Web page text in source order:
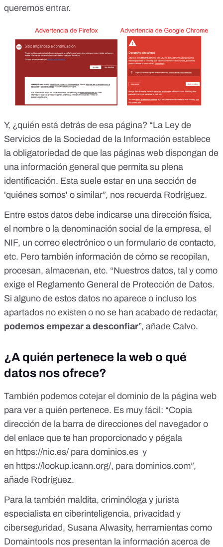
queremos entrar.
Y, ¿quién está detrás de esa página? “La Ley de
Servicios de la Sociedad de la Información establece
la obligatoriedad de que las páginas web dispongan de
una información general que permita su plena
identificación. Esta suele estar en una sección de
'quiénes somos' o similar”, nos recuerda Rodríguez.
Entre estos datos debe indicarse una dirección física,
el nombre o la denominación social de la empresa, el
NIF, un correo electrónico o un formulario de contacto,
etc. Pero también información de cómo se recopilan,
procesan, almacenan, etc. “Nuestros datos, tal y como
exige el Reglamento General de Protección de Datos.
Si alguno de estos datos no aparece o incluso los
apartados no existen o no se han acabado de redactar,
podemos empezar a desconfiar”, añade Calvo.
¿A quién pertenece la web o qué
datos nos ofrece?
También podemos cotejar el dominio de la página web
para ver a quién pertenece. Es muy fácil: “Copia
dirección de la barra de direcciones del navegador o
del enlace que te han proporcionado y pégala
en https://nic.es/ para dominios.es y
en https://lookup.icann.org/, para dominios.com”,
añade Rodríguez.
Para la también maldita, criminóloga y jurista
especialista en ciberinteligencia, privacidad y
ciberseguridad, Susana Alwasity, herramientas como
Domaintools nos presentan la información acerca de